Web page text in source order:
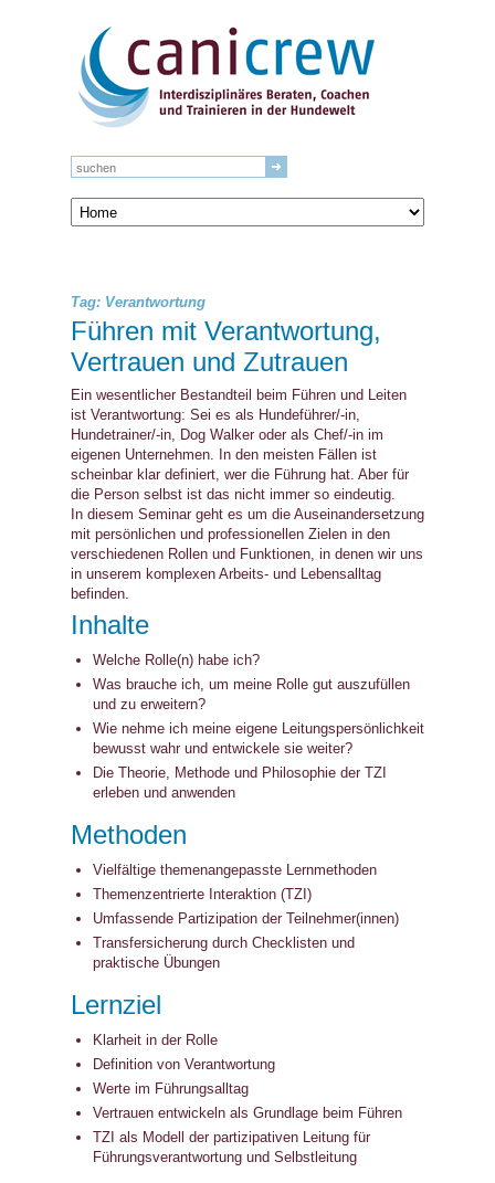
Tag: Verantwortung
Führen mit Verantwortung,
Vertrauen und Zutrauen
Ein wesentlicher Bestandteil beim Führen und Leiten
ist Verantwortung: Sei es als Hundeführer/-in,
Hundetrainer/-in, Dog Walker oder als Chef/-in im
eigenen Unternehmen. In den meisten Fällen ist
scheinbar klar definiert, wer die Führung hat. Aber für
die Person selbst ist das nicht immer so eindeutig.
In diesem Seminar geht es um die Auseinandersetzung
mit persönlichen und professionellen Zielen in den
verschiedenen Rollen und Funktionen, in denen wir uns
in unserem komplexen Arbeits- und Lebensalltag
befinden.
Inhalte
Welche Rolle(n) habe ich?
Was brauche ich, um meine Rolle gut auszufüllen
und zu erweitern?
Wie nehme ich meine eigene Leitungspersönlichkeit
bewusst wahr und entwickele sie weiter?
Die Theorie, Methode und Philosophie der TZI
erleben und anwenden
Methoden
Vielfältige themenangepasste Lernmethoden
Themenzentrierte Interaktion (TZI)
Umfassende Partizipation der Teilnehmer(innen)
Transfersicherung durch Checklisten und
praktische Übungen
Lernziel
Klarheit in der Rolle
Definition von Verantwortung
Werte im Führungsalltag
Vertrauen entwickeln als Grundlage beim Führen
TZI als Modell der partizipativen Leitung für
Führungsverantwortung und Selbstleitung